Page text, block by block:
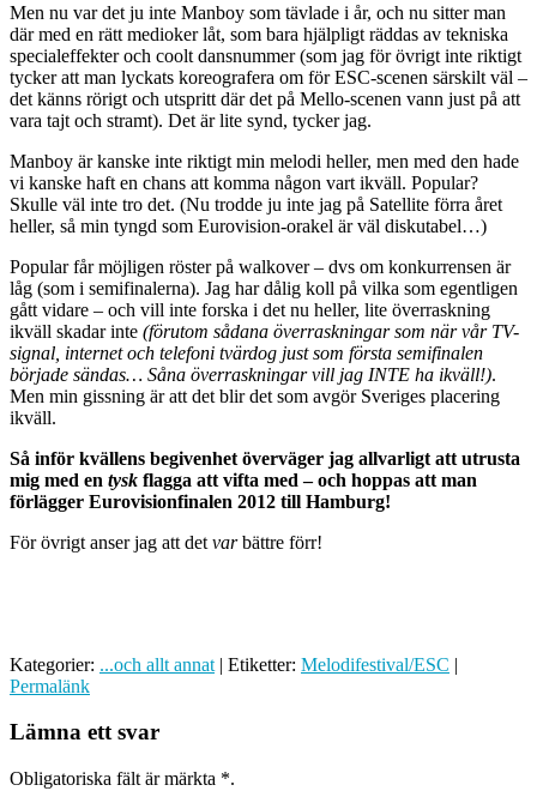
Men nu var det ju inte Manboy som tävlade i år, och nu sitter man
där med en rätt medioker låt, som bara hjälpligt räddas av tekniska
specialeffekter och coolt dansnummer (som jag för övrigt inte riktigt
tycker att man lyckats koreografera om för ESC-scenen särskilt väl –
det känns rörigt och utspritt där det på Mello-scenen vann just på att
vara tajt och stramt). Det är lite synd, tycker jag.
Manboy är kanske inte riktigt min melodi heller, men med den hade
vi kanske haft en chans att komma någon vart ikväll. Popular?
Skulle väl inte tro det. (Nu trodde ju inte jag på Satellite förra året
heller, så min tyngd som Eurovision-orakel är väl diskutabel…)
Popular får möjligen röster på walkover – dvs om konkurrensen är
låg (som i semifinalerna). Jag har dålig koll på vilka som egentligen
gått vidare – och vill inte forska i det nu heller, lite överraskning
ikväll skadar inte (förutom sådana överraskningar som när vår TV-
signal, internet och telefoni tvärdog just som första semifinalen
började sändas… Såna överraskningar vill jag INTE ha ikväll!).
Men min gissning är att det blir det som avgör Sveriges placering
ikväll.
Så inför kvällens begivenhet överväger jag allvarligt att utrusta
mig med en tysk flagga att vifta med – och hoppas att man
förlägger Eurovisionfinalen 2012 till Hamburg!
För övrigt anser jag att det varbättre förr!
Kategorier: ...och allt annat | Etiketter: Melodifestival/ESC |
Permalänk
Lämna ett svar
Obligatoriska fält är märkta *.